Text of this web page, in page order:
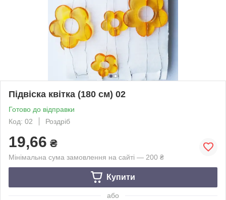
Підвіска квітка (180 см) 02
Готово до відправки
Код: 02
Роздріб
19,66 ₴
Мінімальна сума замовлення на сайті — 200 ₴
Купити
або